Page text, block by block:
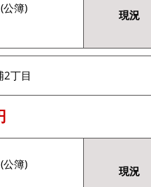
簿)
現況
2丁目
簿)
現況